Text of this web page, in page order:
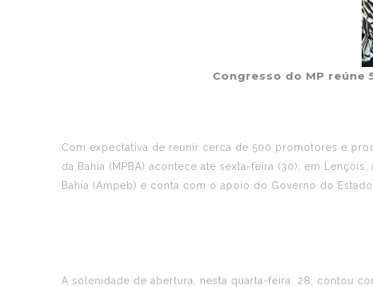
Congresso do MP reúne
Com expectativa de reunir cerca de 500 promotores e
da Bahia (MPBA) acontece até sexta-feira (30), em
Bahia (Ampeb) e conta com o apoio do Governo do
A solenidade de abertura, nesta quarta-feira, 28, contou